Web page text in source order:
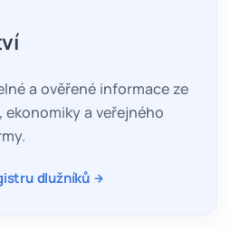
a ověřené informace ze
a veřejného
dlužníků